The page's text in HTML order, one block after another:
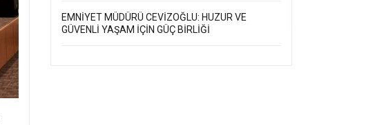
EMNİYET MÜDÜRÜ CEVİZOĞLU: HUZUR VE
GÜVENLİ YAŞAM İÇİN GÜÇ BİRLİĞİ